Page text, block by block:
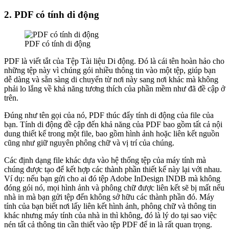
2. PDF có tính di động
PDF có tính di động
PDF là viết tắt của Tệp Tài liệu Di động. Đó là cái tên hoàn hảo cho
những tệp này vì chúng gói nhiều thông tin vào một tệp, giúp bạn
dễ dàng và sẵn sàng di chuyển từ nơi này sang nơi khác mà không
phải lo lắng về khả năng tương thích của phần mềm như đã đề cập ở
trên.
Đúng như tên gọi của nó, PDF thúc đẩy tính di động của file của
bạn. Tính di động đề cập đến khả năng của PDF bao gồm tất cả nội
dung thiết kế trong một file, bao gồm hình ảnh hoặc liên kết nguồn
cũng như giữ nguyên phông chữ và vị trí của chúng.
Các định dạng file khác dựa vào hệ thống tệp của máy tính mà
chúng được tạo để kết hợp các thành phần thiết kế này lại với nhau.
Ví dụ: nếu bạn gửi cho ai đó tệp Adobe InDesign INDB mà không
đóng gói nó, mọi hình ảnh và phông chữ được liên kết sẽ bị mất nếu
nhà in mà bạn gửi tệp đến không sở hữu các thành phần đó. Máy
tính của bạn biết nơi lấy liên kết hình ảnh, phông chữ và thông tin
khác nhưng máy tính của nhà in thì không, đó là lý do tại sao việc
nén tất cả thông tin cần thiết vào tệp PDF để in là rất quan trọng.